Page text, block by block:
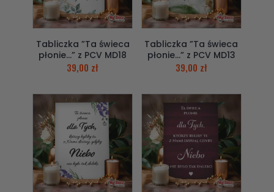
Tabliczka ”Ta świeca
płonie…” z PCV MD18
39,00 zł
Tabliczka ”Ta świeca
płonie…” z PCV MD13
39,00 zł